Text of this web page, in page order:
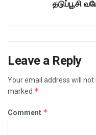
தடுப்பூசி
Leave a Reply
Your email address will not
marked *
Comment *